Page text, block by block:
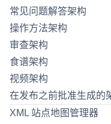
常见问题解答架构
操作方法架构
审查架构
食谱架构
视频架构
在发布之前批准生成的
XML 站点地图管理器